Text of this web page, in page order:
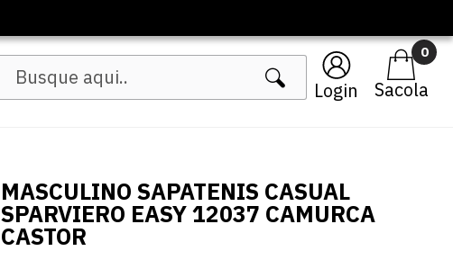
Login
0
MASCULINO SAPATENIS CASUAL
SPARVIERO EASY 12037 CAMURCA
CASTOR